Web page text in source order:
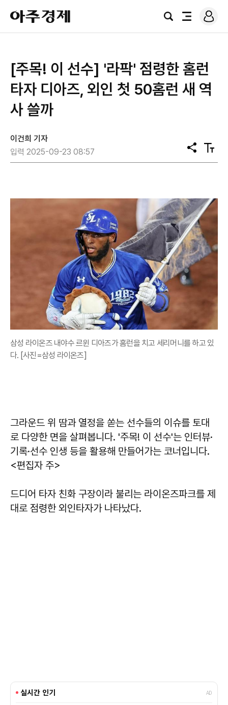
아
주
경
검
전
로
그
[주목! 이 선수] '라팍' 점령한 홈런
타자 디아즈, 외인 첫 50홈런 새 역
사 쓸까
이건희 기자
입력 2025-09-23 08:57
공
유
텍
스
삼성 라이온즈 내야수 르윈 디아즈가 홈런을 치고 세리머니를 하고 있
다. [사진=삼성 라이온즈]
그라운드 위 땀과 열정을 쏟는 선수들의 이슈를 토대
로 다양한 면을 살펴봅니다. '주목! 이 선수'는 인터뷰·
기록·선수 인생 등을 활용해 만들어가는 코너입니다.
<편집자 주>
드디어 타자 친화 구장이라 불리는 라이온즈파크를 제
대로 점령한 외인타자가 나타났다.